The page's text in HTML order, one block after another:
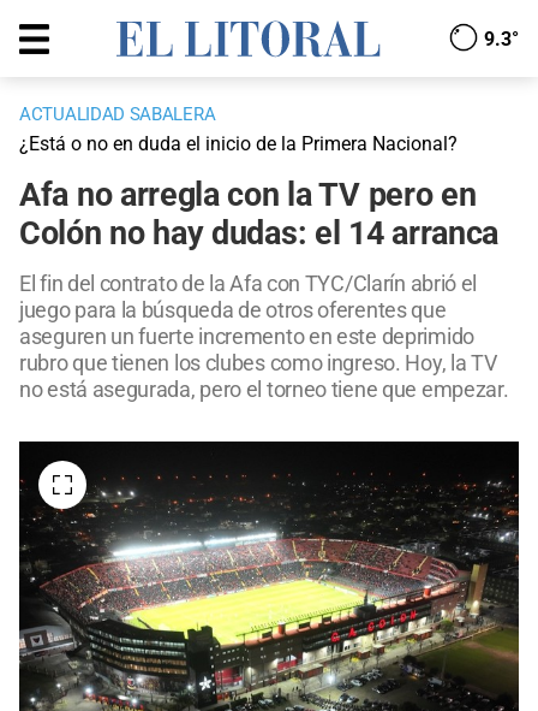
9.3°
ACTUALIDAD SABALERA
¿Está o no en duda el inicio de la Primera Nacional?
Afa no arregla con la TV pero en
Colón no hay dudas: el 14 arranca
El fin del contrato de la Afa con TYC/Clarín abrió el
juego para la búsqueda de otros oferentes que
aseguren un fuerte incremento en este deprimido
rubro que tienen los clubes como ingreso. Hoy, la TV
no está asegurada, pero el torneo tiene que empezar.